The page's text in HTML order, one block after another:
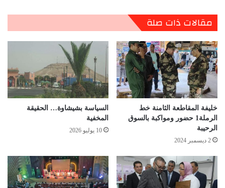
مقالات ذات صلة
خليفة المقاطعة الثامنة خط
الرملة1 حضور ومواكبة بالسوق
الرحيبة
2 ديسمبر 2024
السياسة بشيشاوة… الحقيقة
المخفية
10 يوليو 2026